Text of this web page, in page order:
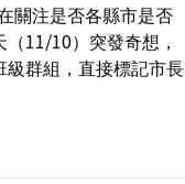
關注是否各縣市是否
11/10）突發奇想，
群組，直接標記市長